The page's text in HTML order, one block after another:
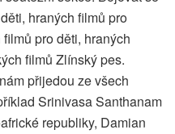
hraných filmů pro
pro děti, hraných
filmů Zlínský pes.
přijedou ze všech
Srinivasa Santhanam
republiky, Damian